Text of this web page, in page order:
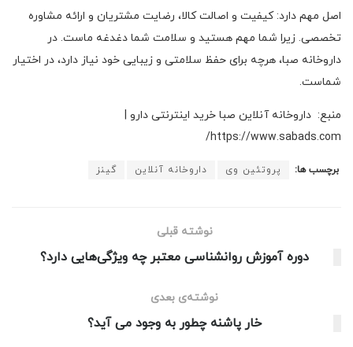
اصل مهم دارد: کیفیت و اصالت کالا، رضایت مشتریان و ارائه مشاوره
تخصصی. زیرا شما مهم هستید و سلامت شما دغدغه ماست. در
داروخانه صبا، هرچه برای حفظ سلامتی و زیبایی خود نیاز دارد، در اختیار
شماست.
منبع: داروخانه آنلاین صبا خرید اینترنتی دارو |
https://www.sabads.com/
برچسب ها: پروتئین وی داروخانه آنلاین گینز
نوشته قبلی
دوره آموزش روانشناسی معتبر چه ویژگی‌هایی دارد؟
نوشته‌ی بعدی
خار پاشنه چطور به وجود می آید؟